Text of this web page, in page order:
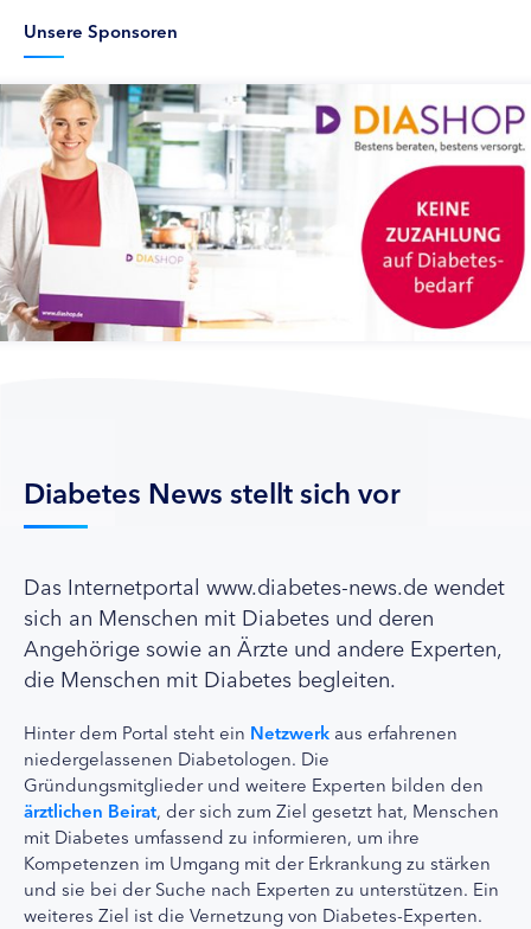
Unsere Sponsoren
Diabetes News stellt sich vor
Das Internetportal www.diabetes-news.de wendet
sich an Menschen mit Diabetes und deren
Angehörige sowie an Ärzte und andere Experten,
die Menschen mit Diabetes begleiten.
Hinter dem Portal steht ein Netzwerk aus erfahrenen
niedergelassenen Diabetologen. Die
Gründungsmitglieder und weitere Experten bilden den
ärztlichen Beirat, der sich zum Ziel gesetzt hat, Menschen
mit Diabetes umfassend zu informieren, um ihre
Kompetenzen im Umgang mit der Erkrankung zu stärken
und sie bei der Suche nach Experten zu unterstützen. Ein
weiteres Ziel ist die Vernetzung von Diabetes-Experten.